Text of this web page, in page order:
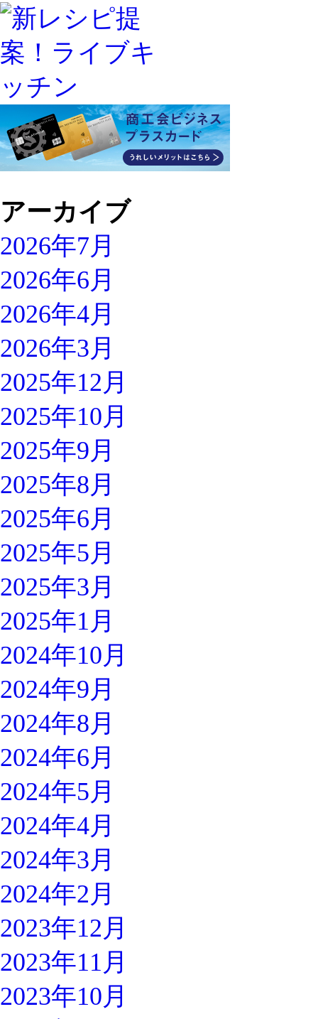
アーカイブ
2026年7月
2026年6月
2026年4月
2026年3月
2025年12月
2025年10月
2025年9月
2025年8月
2025年6月
2025年5月
2025年3月
2025年1月
2024年10月
2024年9月
2024年8月
2024年6月
2024年5月
2024年4月
2024年3月
2024年2月
2023年12月
2023年11月
2023年10月